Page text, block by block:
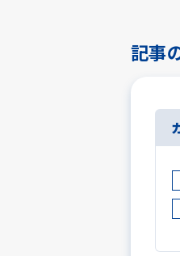
記事